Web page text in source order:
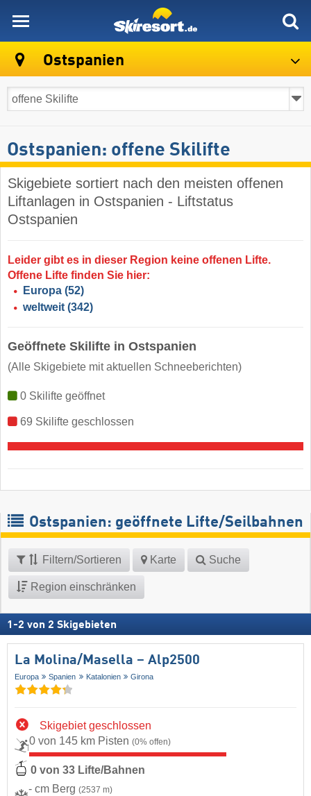
Ostspanien
Ostspanien: offene Skilifte
Skigebiete sortiert nach den meisten offenen
Liftanlagen in Ostspanien - Liftstatus
Ostspanien
Leider gibt es in dieser Region keine offenen Lifte.
Offene Lifte finden Sie hier:
Europa (52)
weltweit (342)
Geöffnete Skilifte in Ostspanien
(Alle Skigebiete mit aktuellen Schneeberichten)
0 Skilifte geöffnet
69 Skilifte geschlossen
Ostspanien: geöffnete Lifte/Seilbahnen
Filtern/Sortieren Karte Suche
Region einschränken
1 -2 von 2 Skigebieten
La Molina/​Masella – Alp2500
Europa Spanien Katalonien Girona
Skigebiet geschlossen
0 von 145 km Pisten (0% offen)
0 von 33 Lifte/Bahnen
- cm Berg (2537 m)